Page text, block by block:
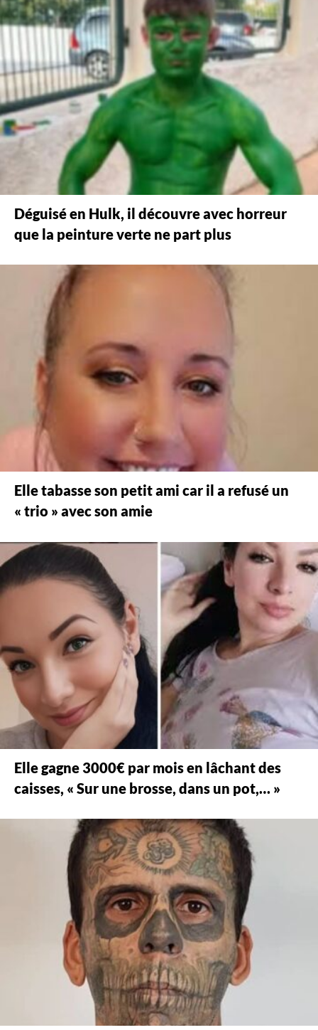
Déguisé en Hulk, il découvre avec horreur
que la peinture verte ne part plus
Elle tabasse son petit ami car il a refusé un
« trio » avec son amie
Elle gagne 3000€ par mois en lâchant des
caisses, « Sur une brosse, dans un pot,… »